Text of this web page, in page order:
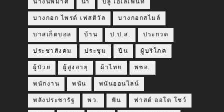
นางนพมาศ น้ำ บลู เอเลเฟ่นท์
บางกอก ไพรด์ เฟสติวัล บางกอกสไมล์
บาสเก็ตบอล บ้าน ป.ป.ส. ประกวด
ประชาสังคม ประชุม ปืน ผู้บริโภค
ผู้ป่วย ผู้สูงอายุ ผ้าไทย พชอ.
พนักงาน พนัน พนันออนไลน์
พลังประชารัฐ พว. ฟัน ฟาสต์ ออโต โชว์